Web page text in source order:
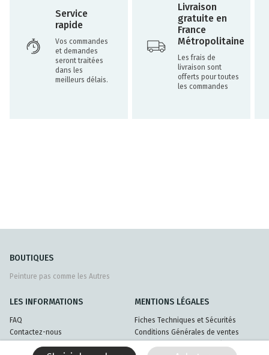
Service
rapide
Vos commandes
et demandes
seront traitées
dans les
meilleurs délais.
Livraison
gratuite en
France
Métropolitaine
Les frais de
livraison sont
offerts pour toutes
les commandes
BOUTIQUES
Peinture pas comme les Autres
LES INFORMATIONS
FAQ
Contactez-nous
MENTIONS LÉGALES
Fiches Techniques et Sécurités
Conditions Générales de ventes